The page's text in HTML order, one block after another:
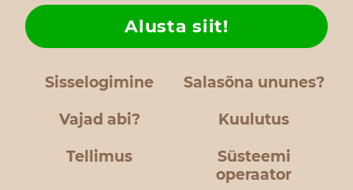
Sisselogimine Salasõna ununes?
Vajad abi?
Alusta siit!
Kuulutus
Tellimus
Süsteemi
operaator